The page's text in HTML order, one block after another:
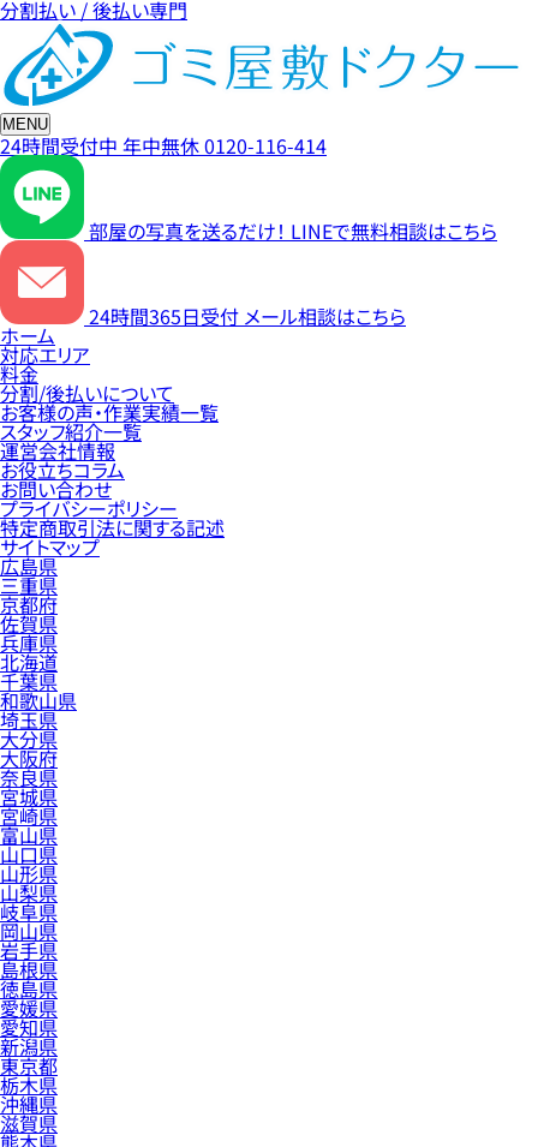
分割払い / 後払い専門
MENU
24時間受付中 年中無休0120-116-414
部屋の写真を送るだけ！ LINEで無料相談はこちら
24時間365日受付 メール相談はこちら
ホーム
対応エリア
料金
分割/後払いについて
お客様の声・作業実績一覧
スタッフ紹介一覧
運営会社情報
お役立ちコラム
お問い合わせ
プライバシーポリシー
特定商取引法に関する記述
サイトマップ
広島県
三重県
京都府
佐賀県
兵庫県
北海道
千葉県
和歌山県
埼玉県
大分県
大阪府
奈良県
宮城県
宮崎県
富山県
山口県
山形県
山梨県
岐阜県
岡山県
岩手県
島根県
徳島県
愛媛県
愛知県
新潟県
東京都
栃木県
沖縄県
滋賀県